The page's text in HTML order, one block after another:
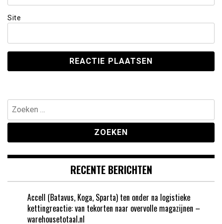
Site
Zoeken
naar:
RECENTE BERICHTEN
Accell (Batavus, Koga, Sparta) ten onder na logistieke
kettingreactie: van tekorten naar overvolle magazijnen –
warehousetotaal.nl